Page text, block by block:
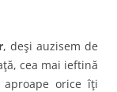
, deşi auzisem de
cea mai ieftină
orice îţi